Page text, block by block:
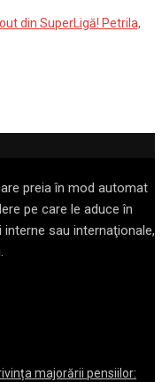
din SuperLigă! Petrila,
preia în mod automat
pe care le aduce în
sau internaţionale,
majorării pensiilor: